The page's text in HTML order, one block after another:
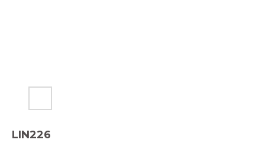
LIN226